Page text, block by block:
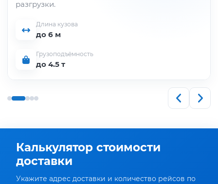
разгрузки.
Длина кузова
до 6 м
Грузоподъёмность
до 4.5 т
Калькулятор стоимости
доставки
Укажите адрес доставки и количество рейсов по